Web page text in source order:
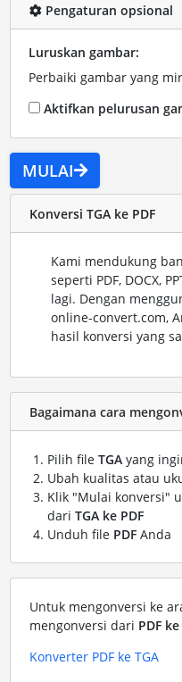
Pengaturan opsional
Luruskan gambar:
Perbaiki gambar yang
Aktifkan pelurusan
MULAI
Konversi TGA ke PDF
Kami mendukung
seperti PDF, DOCX,
lagi. Dengan
online-convert.com,
hasil konversi yang
Bagaimana cara
Pilih file TGAyang
Ubah kualitas atau
Klik "Mulai konversi"
dari TGA ke PDF
Unduh file PDFAnda
Untuk mengonversi ke
mengonversi dari PDF ke
Konverter PDF ke TGA